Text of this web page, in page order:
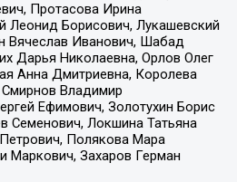
Протасова Ирина
Леонид Борисович, Лукашевский
Вячеслав Иванович, Шабад
Дарья Николаевна, Орлов Олег
Анна Дмитриевна, Королева
Смирнов Владимир
Ефимович, Золотухин Борис
Семенович, Локшина Татьяна
Полякова Мара
Маркович, Захаров Герман